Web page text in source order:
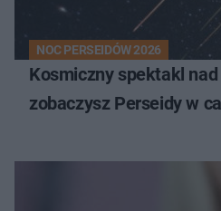
NOC PERSEIDÓW 2026
Kosmiczny spektakl
zobaczysz Perseidy w